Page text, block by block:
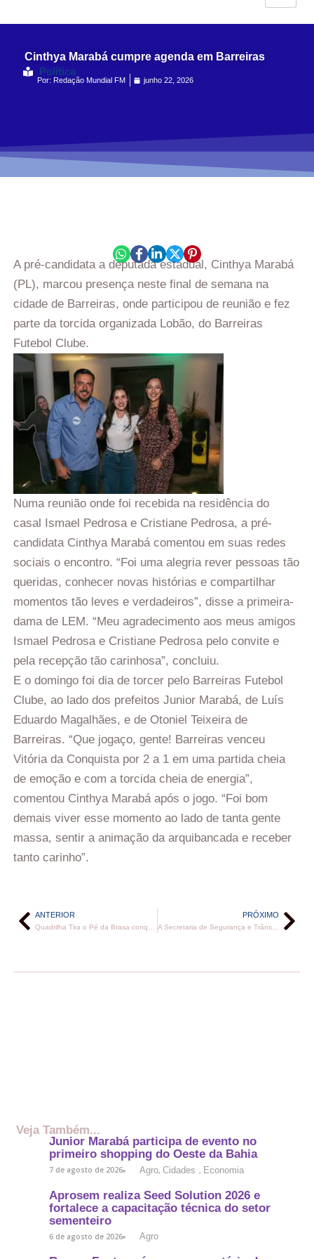
Cinthya Marabá cumpre agenda em Barreiras
Política
Por: Redação Mundial FM junho 22, 2026
A pré-candidata a deputada estadual, Cinthya Marabá
(PL), marcou presença neste final de semana na
cidade de Barreiras, onde participou de reunião e fez
parte da torcida organizada Lobão, do Barreiras
Futebol Clube.
Numa reunião onde foi recebida na residência do
casal Ismael Pedrosa e Cristiane Pedrosa, a pré-
candidata Cinthya Marabá comentou em suas redes
sociais o encontro. “Foi uma alegria rever pessoas tão
queridas, conhecer novas histórias e compartilhar
momentos tão leves e verdadeiros”, disse a primeira-
dama de LEM. “Meu agradecimento aos meus amigos
Ismael Pedrosa e Cristiane Pedrosa pelo convite e
pela recepção tão carinhosa”, concluiu.
E o domingo foi dia de torcer pelo Barreiras Futebol
Clube, ao lado dos prefeitos Junior Marabá, de Luís
Eduardo Magalhães, e de Otoniel Teixeira de
Barreiras. “Que jogaço, gente! Barreiras venceu
Vitória da Conquista por 2 a 1 em uma partida cheia
de emoção e com a torcida cheia de energia”,
comentou Cinthya Marabá após o jogo. “Foi bom
demais viver esse momento ao lado de tanta gente
massa, sentir a animação da arquibancada e receber
tanto carinho”.
ANTERIOR PRÓXIMO
A Secretaria de Segurança e Trânsito, através do setor de transportes, trabalha para garantir mais conforto e tranquilidade para quem utiliza o transporte público em Luís Eduardo Magalhães.
Veja Também...
Junior Marabá participa de evento no
primeiro shopping do Oeste da Bahia
7 de agosto de 2026 Agro, Cidades , Economia
Aprosem realiza Seed Solution 2026 e
fortalece a capacitação técnica do setor
sementeiro
6 de agosto de 2026 Agro